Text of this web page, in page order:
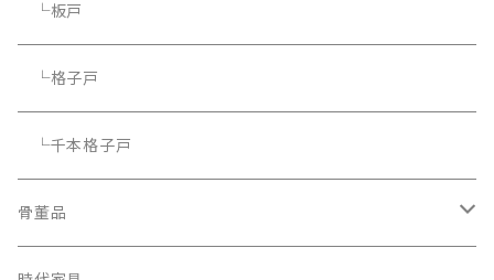
└板戸
└格子戸
└千本格子戸
骨董品